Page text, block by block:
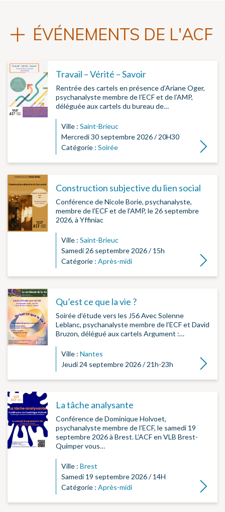
ÉVÉNEMENTS DE L'ACF
Travail – Vérité – Savoir
Rentrée des cartels en présence d’Ariane Oger,
psychanalyste membre de l’ECF et de l’AMP,
déléguée aux cartels du bureau de…
Ville : Saint-Brieuc
Mercredi 30 septembre 2026 / 20H30
Catégorie : Soirée Lire la
Construction subjective du lien social
Conférence de Nicole Borie, psychanalyste,
membre de l’ECF et de l’AMP, le 26 septembre
2026, à Yffiniac
Ville : Saint-Brieuc
Samedi 26 septembre 2026 / 15h
Catégorie : Après-midi Lire la
Qu’est ce que la vie ?
Soirée d’étude vers les J56 Avec Solenne
Leblanc, psychanalyste membre de l’ECF et David
Bruzon, délégué aux cartels Argument :…
Ville : Nantes
Jeudi 24 septembre 2026 / 21h-23h
Lire la
La tâche analysante
Conférence de Dominique Holvoet,
psychanalyste membre de l’ECF, le samedi 19
septembre 2026 à Brest. L’ACF en VLB Brest-
Quimper vous…
Ville : Brest
Samedi 19 septembre 2026 / 14H
Catégorie : Après-midi Lire la